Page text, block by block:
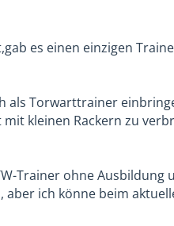
es einen einzigen
als Torwarttrainer
kleinen Rackern zu
Trainer ohne
ich könne beim